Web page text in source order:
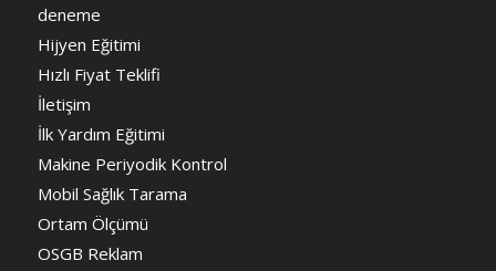
deneme
Hijyen Eğitimi
Hızlı Fiyat Teklifi
İletişim
İlk Yardım Eğitimi
Makine Periyodik Kontrol
Mobil Sağlık Tarama
Ortam Ölçümü
OSGB Reklam